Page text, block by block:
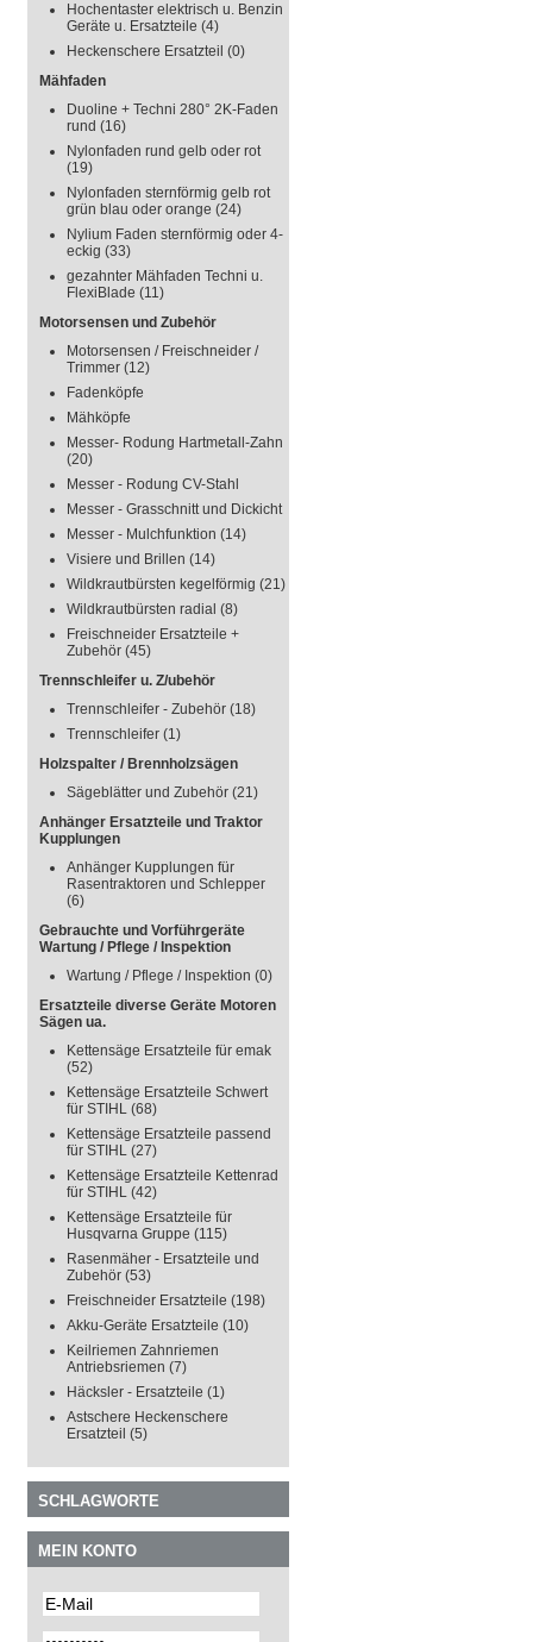
Hochentaster elektrisch u. Benzin
Geräte u. Ersatzteile (4)
Heckenschere Ersatzteil (0)
Mähfaden
Duoline + Techni 280° 2K-Faden
rund (16)
Nylonfaden rund gelb oder rot
(19)
Nylonfaden sternförmig gelb rot
grün blau oder orange (24)
Nylium Faden sternförmig oder 4-
eckig (33)
gezahnter Mähfaden Techni u.
FlexiBlade (11)
Motorsensen und Zubehör
Motorsensen / Freischneider /
Trimmer (12)
Fadenköpfe
Mähköpfe
Messer- Rodung Hartmetall-Zahn
(20)
Messer - Rodung CV-Stahl
Messer - Grasschnitt und Dickicht
Messer - Mulchfunktion (14)
Visiere und Brillen (14)
Wildkrautbürsten kegelförmig (21)
Wildkrautbürsten radial (8)
Freischneider Ersatzteile +
Zubehör (45)
Trennschleifer u. Z/ubehör
Trennschleifer - Zubehör (18)
Trennschleifer (1)
Holzspalter / Brennholzsägen
Sägeblätter und Zubehör (21)
Anhänger Ersatzteile und Traktor
Kupplungen
Anhänger Kupplungen für
Rasentraktoren und Schlepper
(6)
Gebrauchte und Vorführgeräte
Wartung / Pflege / Inspektion
Wartung / Pflege / Inspektion (0)
Ersatzteile diverse Geräte Motoren
Sägen ua.
Kettensäge Ersatzteile für emak
(52)
Kettensäge Ersatzteile Schwert
für STIHL (68)
Kettensäge Ersatzteile passend
für STIHL (27)
Kettensäge Ersatzteile Kettenrad
für STIHL (42)
Kettensäge Ersatzteile für
Husqvarna Gruppe (115)
Rasenmäher - Ersatzteile und
Zubehör (53)
Freischneider Ersatzteile (198)
Akku-Geräte Ersatzteile (10)
Keilriemen Zahnriemen
Antriebsriemen (7)
Häcksler - Ersatzteile (1)
Astschere Heckenschere
Ersatzteil (5)
SCHLAGWORTE
MEIN KONTO